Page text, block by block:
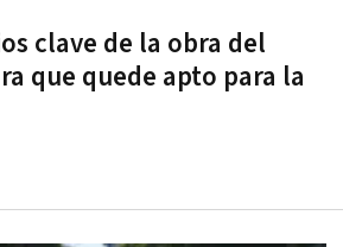
clave de la obra del
que quede apto para la